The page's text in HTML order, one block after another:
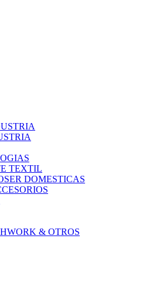
TEXTIL
DOMESTICAS
& OTROS